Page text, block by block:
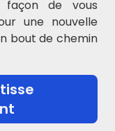
comment vous
Répondre
merci pour
façon de vous
une nouvelle
bout de chemin